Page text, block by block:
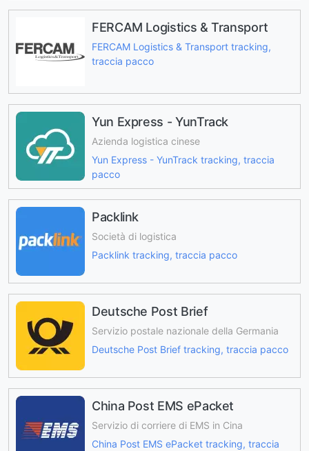
FERCAM Logistics & Transport
FERCAM Logistics & Transport tracking,
traccia pacco
Yun Express - YunTrack
Azienda logistica cinese
Yun Express - YunTrack tracking, traccia
pacco
Packlink
Società di logistica
Packlink tracking, traccia pacco
Deutsche Post Brief
Servizio postale nazionale della Germania
Deutsche Post Brief tracking, traccia pacco
China Post EMS ePacket
Servizio di corriere di EMS in Cina
China Post EMS ePacket tracking, traccia